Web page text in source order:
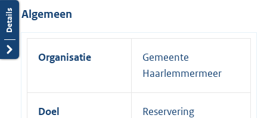
Algemeen
Organisatie
Gemeente
Haarlemmermeer
Doel Reservering